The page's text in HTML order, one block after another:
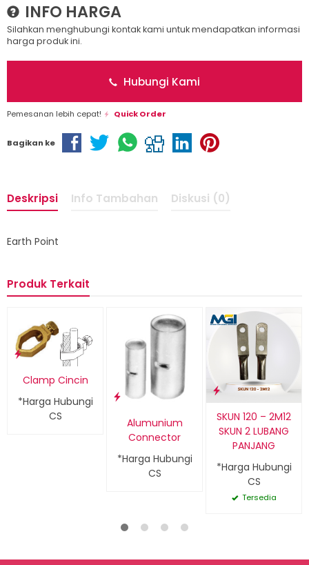
INFO HARGA
Silahkan menghubungi kontak kami untuk mendapatkan informasi
harga produk ini.
Hubungi Kami
Pemesanan lebih cepat! Quick Order
Bagikan ke
Deskripsi Info Tambahan Diskusi (0)
Earth Point
Produk Terkait
Clamp Cincin
*Harga Hubungi
CS
Alumunium
Connector
*Harga Hubungi
CS
SKUN 120 – 2M12
SKUN 2 LUBANG
PANJANG
*Harga Hubungi
CS
Tersedia